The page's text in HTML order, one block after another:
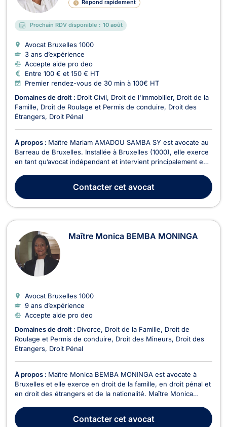
Répond rapidement
Prochain RDV disponible : 10 août
Avocat Bruxelles 1000
3 ans d’expérience
Accepte aide pro deo
Entre 100 € et 150 € HT
Premier rendez-vous de 30 min à 100€ HT
Domaines de droit : Droit Civil Droit de l'Immobilier Droit de la
Famille
Droit de Roulage et Permis de conduire
Droit des
Étrangers Droit Pénal
À propos : Maître Mariam AMADOU SAMBA SY est avocate au
Barreau de Bruxelles. Installée à Bruxelles (1000), elle exerce
en tant qu’avocat indépendant et intervient principalement en
de roulage et permis de conduire, et droit pénal. Avocat
vérifié, elle propose un accom...
Contactercet avocat
Maître Monica BEMBA MONINGA
Avocat Bruxelles 1000
9 ans d’expérience
Accepte aide pro deo
Domaines de droit : Divorce Droit de la Famille
Droit de
Roulage et Permis de conduire
Droit des Mineurs Droit des
Étrangers Droit Pénal
À propos : Maître Monica BEMBA MONINGA est avocate à
Bruxelles et elle exerce en droit de la famille, en droit pénal et
en droit des étrangers et de la nationalité. Maître Monica
cadre des divorces contentieux ou à l'amiable, en matière de
cohabitation légale ou de fait, dans le ...
Contactercet avocat